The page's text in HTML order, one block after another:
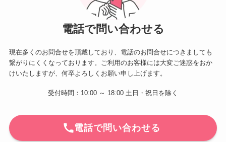
電話で問い合わせる
現在多くのお問合せを頂戴しており、電話のお問合せにつきましても
繋がりにくくなっております。ご利用のお客様には大変ご迷惑をおか
けいたしますが、何卒よろしくお願い申し上げます。
受付時間：10:00 ～ 18:00 土日・祝日を除く
電話で問い合わせる